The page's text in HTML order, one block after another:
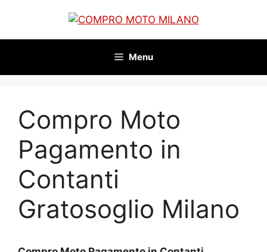
contenuto
Menu
Compro Moto
Pagamento in
Contanti
Gratosoglio Milano